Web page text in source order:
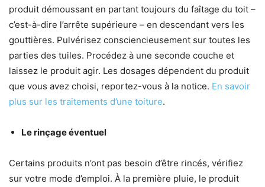
produit démoussant en partant toujours du faîtage du toit –
c’est-à-dire l’arrête supérieure – en descendant vers les
gouttières. Pulvérisez consciencieusement sur toutes les
parties des tuiles. Procédez à une seconde couche et
laissez le produit agir. Les dosages dépendent du produit
que vous avez choisi, reportez-vous à la notice. En savoir
plus sur les traitements d’une toiture.
Le rinçage éventuel
Certains produits n’ont pas besoin d’être rincés, vérifiez
sur votre mode d’emploi. À la première pluie, le produit